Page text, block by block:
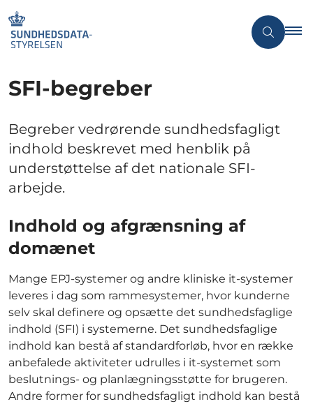
SFI-begreber
Begreber vedrørende sundhedsfagligt
indhold beskrevet med henblik på
understøttelse af det nationale SFI-
arbejde.
Indhold og afgrænsning af
domænet
Mange EPJ-systemer og andre kliniske it-systemer
leveres i dag som rammesystemer, hvor kunderne
selv skal definere og opsætte det sundhedsfaglige
indhold (SFI) i systemerne. Det sundhedsfaglige
indhold kan bestå af standardforløb, hvor en række
anbefalede aktiviteter udrulles i it-systemet som
beslutnings- og planlægningsstøtte for brugeren.
Andre former for sundhedsfagligt indhold kan bestå